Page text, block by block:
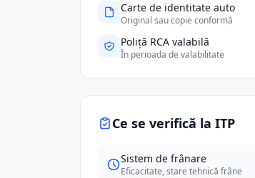
Carte de identitate auto
Original sau copie conformă
Poliță RCA valabilă
În perioada de valabilitate
Ce se verifică la ITP
Sistem de frânare
Eficacitate, stare tehnică frâne